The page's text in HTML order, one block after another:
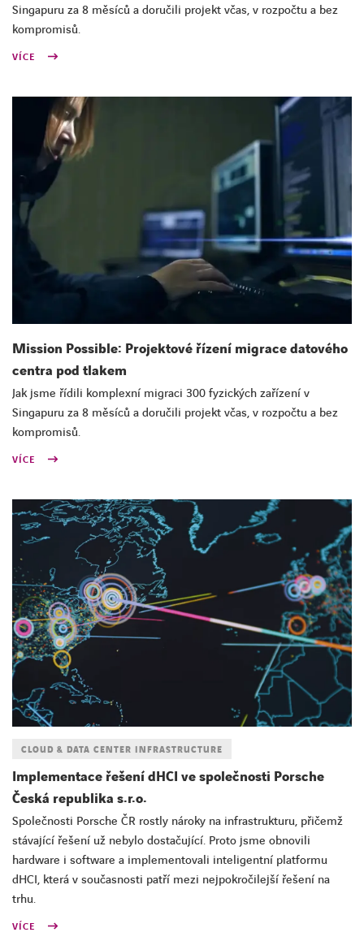
Singapuru za 8 měsíců a doručili projekt včas, v rozpočtu a bez
kompromisů.
VÍCE
Mission Possible: Projektové řízení migrace datového
centra pod tlakem
Jak jsme řídili komplexní migraci 300 fyzických zařízení v
Singapuru za 8 měsíců a doručili projekt včas, v rozpočtu a bez
kompromisů.
VÍCE
CLOUD & DATA CENTER INFRASTRUCTURE
Implementace řešení dHCI ve společnosti Porsche
Česká republika s.r.o.
Společnosti Porsche ČR rostly nároky na infrastrukturu, přičemž
stávající řešení už nebylo dostačující. Proto jsme obnovili
hardware i software a implementovali inteligentní platformu
dHCI, která v současnosti patří mezi nejpokročilejší řešení na
trhu.
VÍCE